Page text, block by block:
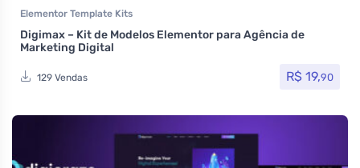
Elementor Template Kits
Digimax – Kit de Modelos Elementor para Agência de
Marketing Digital
129 Vendas R$ 19,90